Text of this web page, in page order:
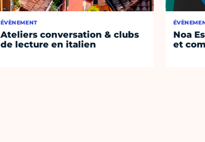
ÉVÈNEMENT
Ateliers conversation & clubs
de lecture en italien
Noa
et